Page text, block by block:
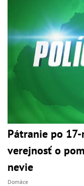
Pátranie po
verejnosť o
nevie
Domáce